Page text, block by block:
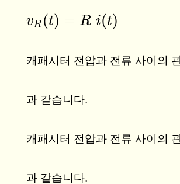
vR (t) = R i(t)
vR(t)= Ri( )
캐패시터 전압과 전류 사이의
과 같습니다.
캐패시터 전압과 전류 사이의
과 같습니다.